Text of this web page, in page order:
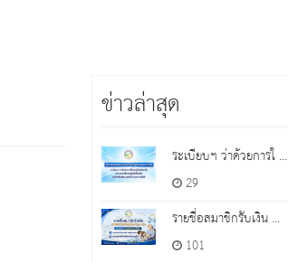
ข่าวล่าสุด
ระเบียบฯ ว่าด้วยการใ ...
29
รายชื่อสมาชิกรับเงิน ...
101